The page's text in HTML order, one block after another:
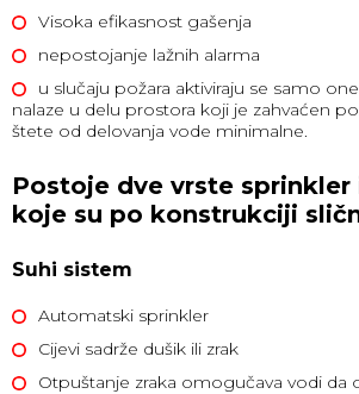
Visoka efikasnost gašenja
nepostojanje lažnih alarma
u slučaju požara aktiviraju se samo
nalaze u delu prostora koji je zahvaćen
štete od delovanja vode minimalne.
Postoje dve vrste
koje su po konstrukciji
Suhi sistem
Automatski sprinkler
Cijevi sadrže dušik ili zrak
Otpuštanje zraka omogučava vodi da